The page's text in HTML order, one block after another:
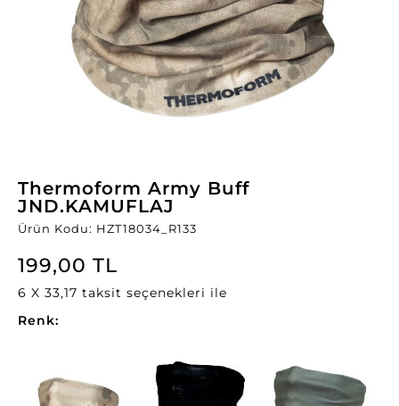
Thermoform Army Buff
JND.KAMUFLAJ
Ürün Kodu: HZT18034_R133
199,00 TL
6 X 33,17 taksit seçenekleri ile
Renk: